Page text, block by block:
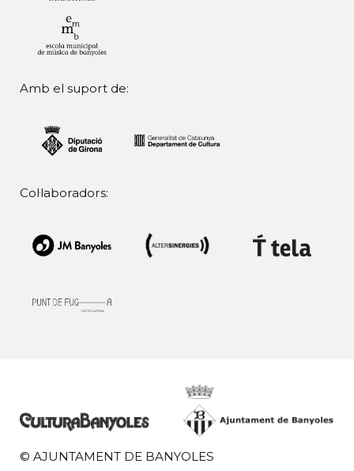
Amb el suport de:
Col·laboradors:
© AJUNTAMENT DE BANYOLES